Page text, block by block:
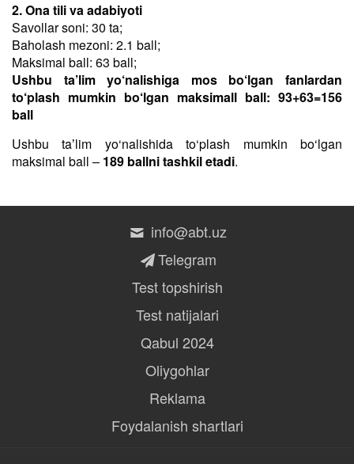
2. Ona tili va adabiyoti
Savollar soni: 30 ta;
Baholash mezoni: 2.1 ball;
Maksimal ball: 63 ball;
Ushbu ta’lim yo‘nalishiga mos bo‘lgan fanlardan
to‘plash mumkin bo‘lgan maksimall ball: 93+63=156
ball
Ushbu taʼlim yo‘nalishida to‘plash mumkin bo‘lgan
maksimal ball – 189 ballni tashkil etadi.
info@abt.uz
Telegram
Test topshirish
Test natijalari
Qabul 2024
Oliygohlar
Reklama
Foydalanish shartlari